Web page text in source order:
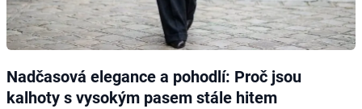
Nadčasová elegance a pohodlí: Proč jsou
kalhoty s vysokým pasem stále hitem